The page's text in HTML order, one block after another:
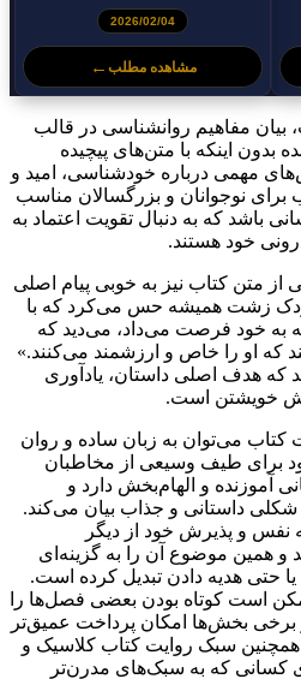
2026/02/04
مشاهده مطلب ←
مفاهیم روانشناسی در قالب
بدون اینکه با متن‌های پیچیده
مهمی درباره خودشناسی، امید و
نوجوانان و بزرگسالان مناسب
باشد که به دنبال تقویت اعتماد به
خود هستند.
از متن کتاب نیز به خوبی پیام اصلی
زشت همیشه حس می‌کرد که با
به خود فرصت می‌داد، می‌دید که
که او را خاص و ارزشمند می‌کنند.»
که هدف اصلی داستان، یادآوری
خویشتن است.
کتاب می‌توان به زبان ساده و روان
برای طیف وسیعی از مخاطبان
آموزنده و الهام‌بخش دارد و
شکلی داستانی و جذاب بیان می‌کند.
نفس و پذیرش خود از دیگر
و همین موضوع آن را به گزینه‌ای
حتی هدیه دادن تبدیل کرده است.
است کوتاه بودن بعضی فصل‌ها را
برخی بخش‌ها امکان پرداخت عمیق‌تر
سبک روایت کتاب کلاسیک و
که به سبک‌های مدرن‌تر